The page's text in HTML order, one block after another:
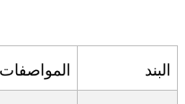
البند المواصفات